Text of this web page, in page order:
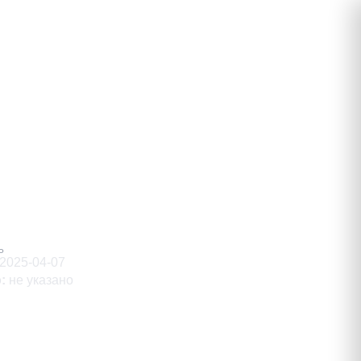
2025-04-07
: не указано